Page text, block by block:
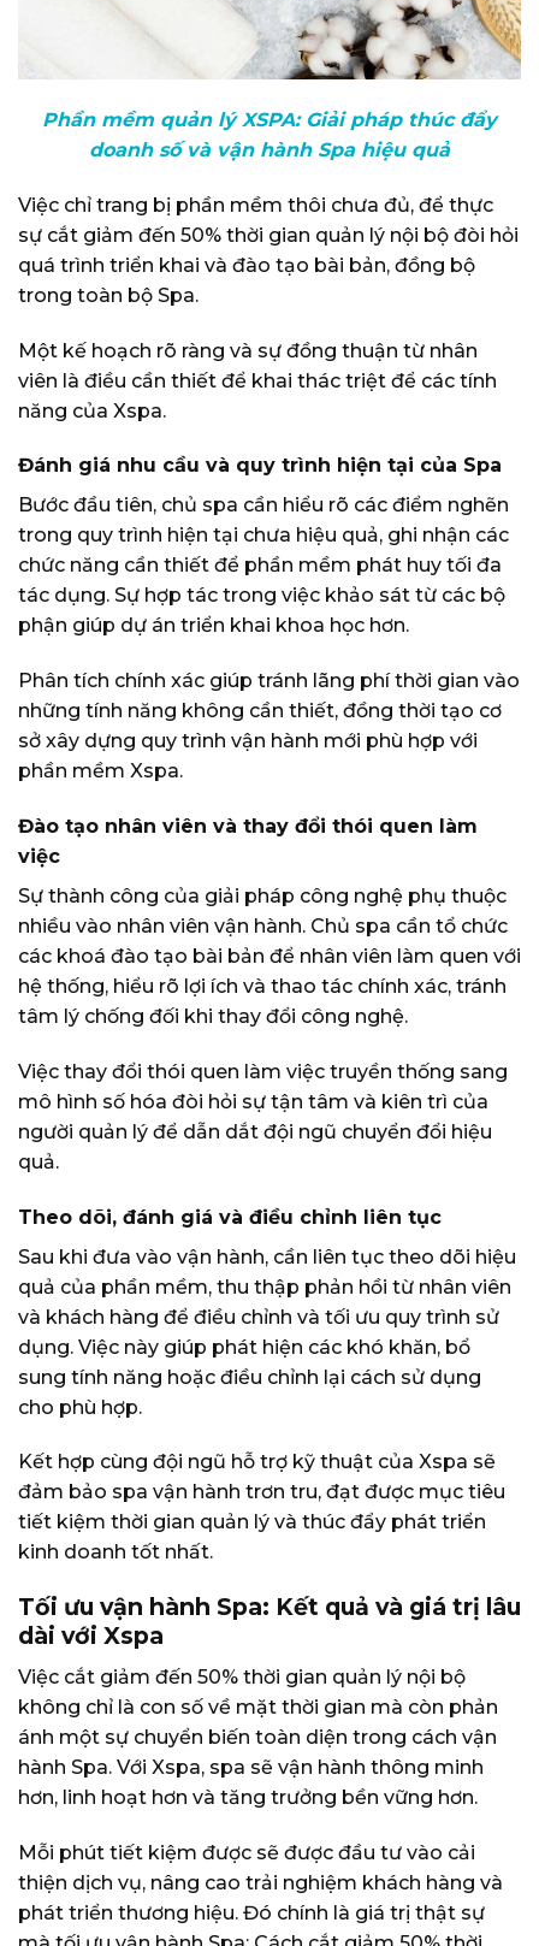
Phần mềm quản lý XSPA: Giải pháp thúc đẩy
doanh số và vận hành Spa hiệu quả
Việc chỉ trang bị phần mềm thôi chưa đủ, để thực
sự cắt giảm đến 50% thời gian quản lý nội bộ đòi hỏi
quá trình triển khai và đào tạo bài bản, đồng bộ
trong toàn bộ Spa.
Một kế hoạch rõ ràng và sự đồng thuận từ nhân
viên là điều cần thiết để khai thác triệt để các tính
năng của Xspa.
Đánh giá nhu cầu và quy trình hiện tại của Spa
Bước đầu tiên, chủ spa cần hiểu rõ các điểm nghẽn
trong quy trình hiện tại chưa hiệu quả, ghi nhận các
chức năng cần thiết để phần mềm phát huy tối đa
tác dụng. Sự hợp tác trong việc khảo sát từ các bộ
phận giúp dự án triển khai khoa học hơn.
Phân tích chính xác giúp tránh lãng phí thời gian vào
những tính năng không cần thiết, đồng thời tạo cơ
sở xây dựng quy trình vận hành mới phù hợp với
phần mềm Xspa.
Đào tạo nhân viên và thay đổi thói quen làm
việc
Sự thành công của giải pháp công nghệ phụ thuộc
nhiều vào nhân viên vận hành. Chủ spa cần tổ chức
các khoá đào tạo bài bản để nhân viên làm quen với
hệ thống, hiểu rõ lợi ích và thao tác chính xác, tránh
tâm lý chống đối khi thay đổi công nghệ.
Việc thay đổi thói quen làm việc truyền thống sang
mô hình số hóa đòi hỏi sự tận tâm và kiên trì của
người quản lý để dẫn dắt đội ngũ chuyển đổi hiệu
quả.
Theo dõi, đánh giá và điều chỉnh liên tục
Sau khi đưa vào vận hành, cần liên tục theo dõi hiệu
quả của phần mềm, thu thập phản hồi từ nhân viên
và khách hàng để điều chỉnh và tối ưu quy trình sử
dụng. Việc này giúp phát hiện các khó khăn, bổ
sung tính năng hoặc điều chỉnh lại cách sử dụng
cho phù hợp.
Kết hợp cùng đội ngũ hỗ trợ kỹ thuật của Xspa sẽ
đảm bảo spa vận hành trơn tru, đạt được mục tiêu
tiết kiệm thời gian quản lý và thúc đẩy phát triển
kinh doanh tốt nhất.
Tối ưu vận hành Spa: Kết quả và giá trị lâu
dài với Xspa
Việc cắt giảm đến 50% thời gian quản lý nội bộ
không chỉ là con số về mặt thời gian mà còn phản
ánh một sự chuyển biến toàn diện trong cách vận
hành Spa. Với Xspa, spa sẽ vận hành thông minh
hơn, linh hoạt hơn và tăng trưởng bền vững hơn.
Mỗi phút tiết kiệm được sẽ được đầu tư vào cải
thiện dịch vụ, nâng cao trải nghiệm khách hàng và
phát triển thương hiệu. Đó chính là giá trị thật sự